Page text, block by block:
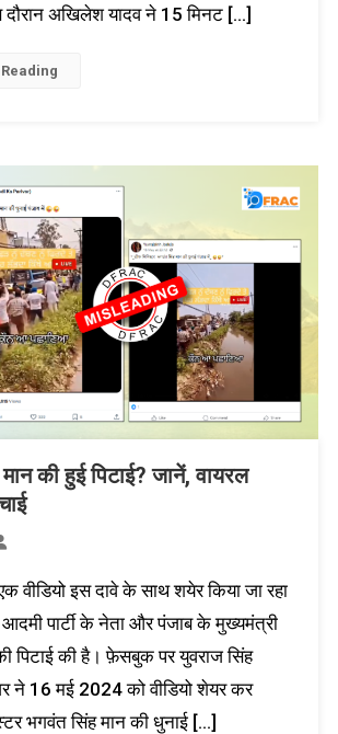
दौरान अखिलेश यादव ने 15 मिनट […]
मान की हुई पिटाई? जानें, वायरल
वीडियो इस दावे के साथ शयेर किया जा रहा
पार्टी के नेता और पंजाब के मुख्यमंत्री
पिटाई की है। फ़ेसबुक पर युवराज सिंह
ने 16 मई 2024 को वीडियो शेयर कर
भगवंत सिंह मान की धुनाई […]